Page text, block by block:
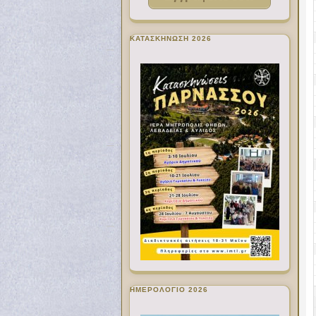
ΚΑΤΑΣΚΗΝΩΣΗ 2026
ΗΜΕΡΟΛΟΓΙΟ 2026